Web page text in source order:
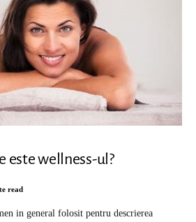
este wellness-ul?
read
in general folosit pentru descrierea